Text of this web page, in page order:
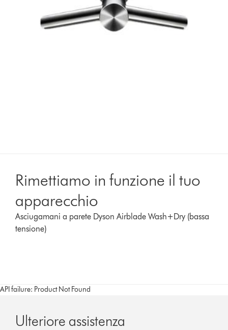
Rimettiamo in funzione il tuo
apparecchio
Asciugamani a parete Dyson Airblade Wash+Dry (bassa
tensione)
API failure: Product Not Found
Ulteriore assistenza